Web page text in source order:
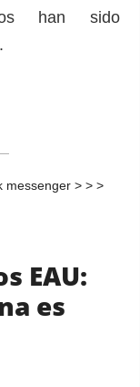
han sido
messenger > > >
EAU:
es